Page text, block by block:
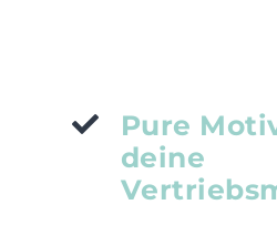
Pure
deine